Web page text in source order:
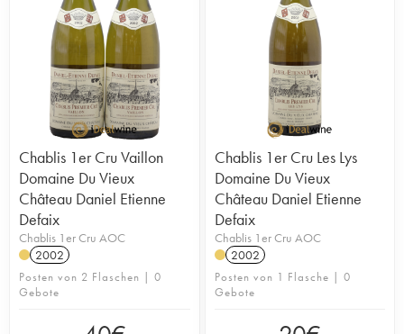
Chablis 1er Cru Vaillon
Domaine Du Vieux
Château Daniel Etienne
Defaix
Chablis 1er Cru AOC
2002
Posten von 2 Flaschen | 0
Gebote
Chablis 1er Cru Les Lys
Domaine Du Vieux
Château Daniel Etienne
Defaix
Chablis 1er Cru AOC
2002
Posten von 1 Flasche | 0
Gebote